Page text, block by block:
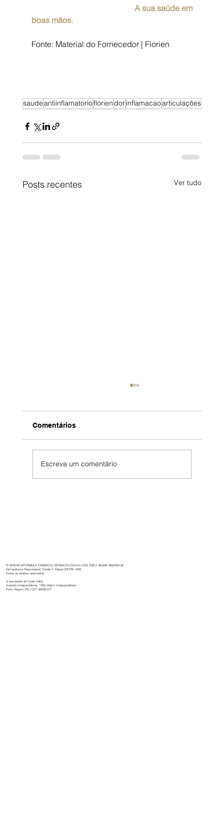
A sua saúde em
boas mãos.
Fonte: Material do Fornecedor | Florien
saudeantiinflamatoriofloriendorinflamacaoarticulações
Posts recentes Ver tudo
Comentários
Escreva um comentário
© 2016 BOAFORMULA FARMÁCIA DERMATOLÓGICA LTDA CNPJ: 94.629.169/0002-30
Farmacêutica Responsável: Estela T. Feksa CRF/RS 4168
Todos os direitos reservados.
A sua saúde em boas mãos.
Avenida Independência, 1163 | Bairro Independência
Porto Alegre | RS | CEP 90035-077